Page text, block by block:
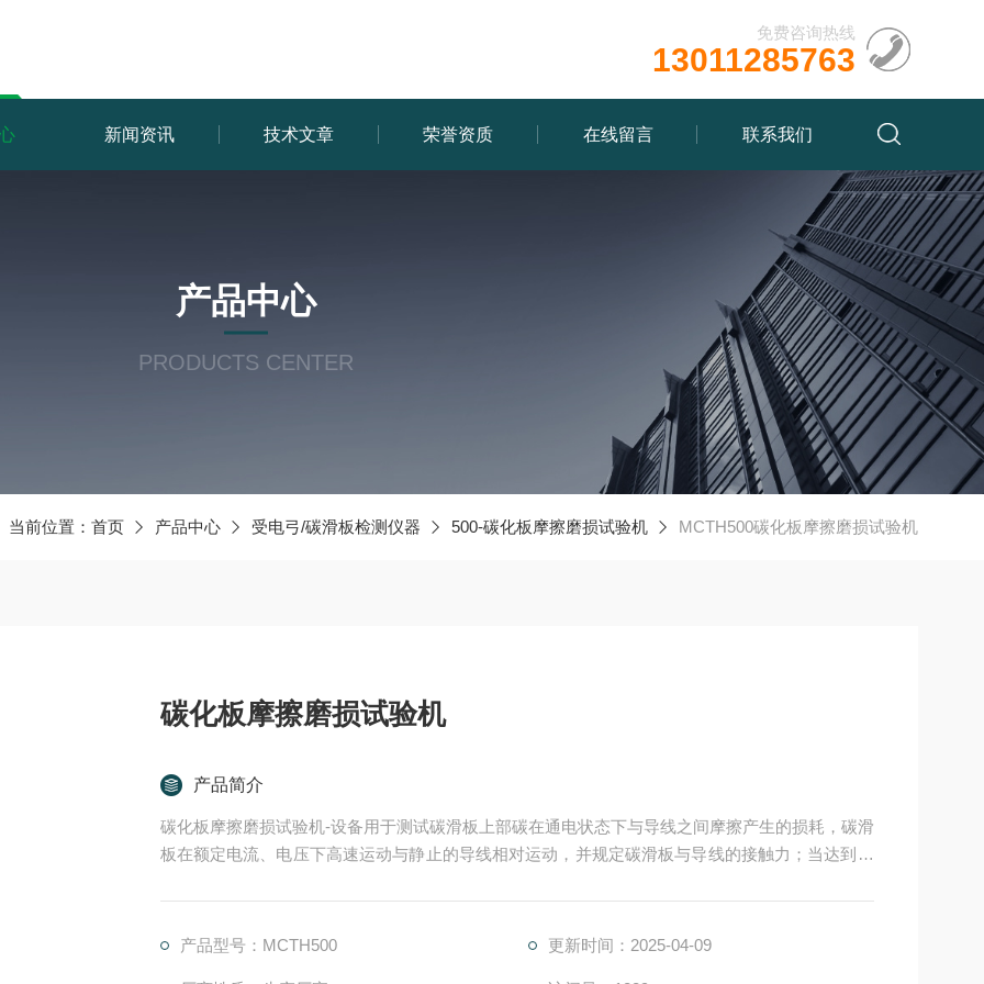
免费咨询热线
13011285763
新闻资讯 技术文章 荣誉资质 在线留言 联系我们
产品中心
PRODUCTS CENTER
当前位置： 首页 产品中心 受电弓/碳滑板检测仪器 500-碳化板摩擦磨损试验机 MCTH500碳化板摩擦磨损试验机
碳化板摩擦磨损试验机
产品简介
碳化板摩擦磨损试验机-设备用于测试碳滑板上部碳在通电状态下与导线之间摩擦产生的损耗，碳滑
板在额定电流、电压下高速运动与静止的导线相对运动，并规定碳滑板与导线的接触力；当达到设
产品型号：MCTH500 更新时间：2025-04-09